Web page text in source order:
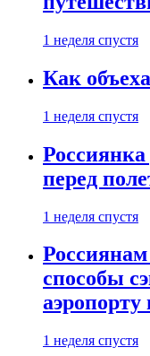
1 неделя спустя
Как
1 неделя спустя
перед
1 неделя спустя
способы
1 неделя спустя